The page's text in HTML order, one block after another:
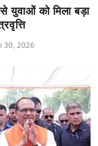
युवाओं को मिला बड़ा
30, 2026